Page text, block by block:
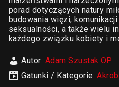
porad dotyczących natury
budowania więzi, komunikacji
seksualności, a także wielu
każdego związku kobiety i
Autor: Adam Szustak OP
Gatunki / Kategorie: